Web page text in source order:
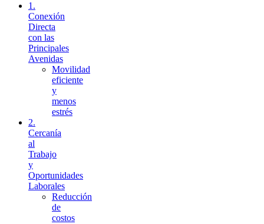
1.
Conexión
Directa
con las
Principales
Avenidas
Movilidad
eficiente
y
menos
estrés
2.
Cercanía
al
Trabajo
y
Oportunidades
Laborales
Reducción
de
costos